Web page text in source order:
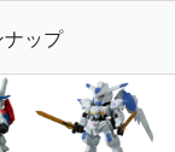
ナップ